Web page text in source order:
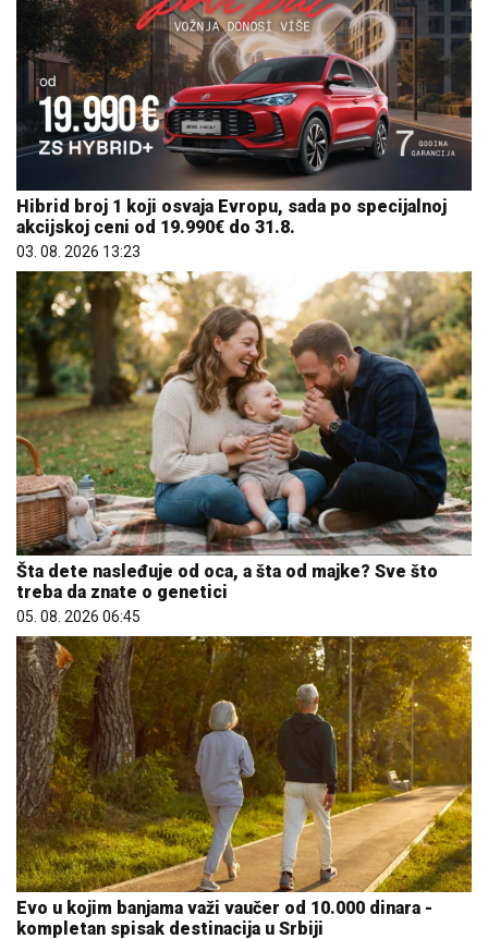
Hibrid broj 1 koji osvaja Evropu, sada po specijalnoj
akcijskoj ceni od 19.990€ do 31.8.
03. 08. 2026 13:23
Šta dete nasleđuje od oca, a šta od majke? Sve što
treba da znate o genetici
05. 08. 2026 06:45
Evo u kojim banjama važi vaučer od 10.000 dinara -
kompletan spisak destinacija u Srbiji